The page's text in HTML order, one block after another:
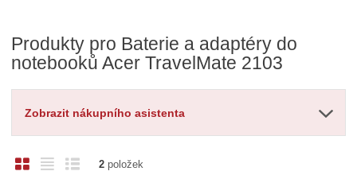
Produkty pro Baterie a adaptéry do
notebooků Acer TravelMate 2103
Zobrazit nákupního asistenta
O
Ř
2položek